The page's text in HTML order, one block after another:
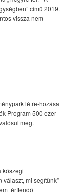
című 2019.
vissza nem
létre-hozása
Program 500 ezer
meg.
kőszegi
választ, mi segítünk”
térítendő